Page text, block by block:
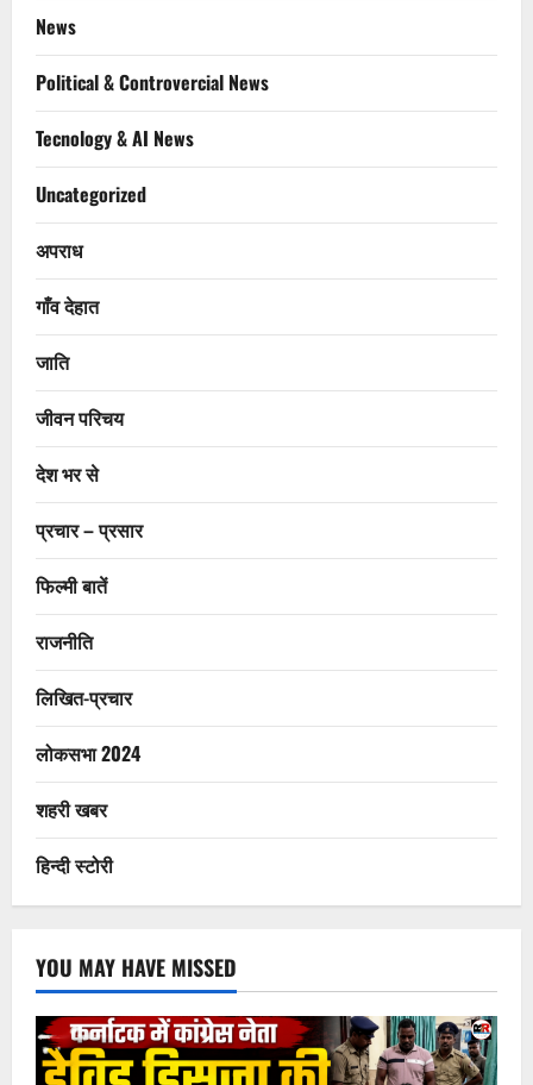
News
Political & Controvercial News
Tecnology & AI News
Uncategorized
अपराध
गाँव देहात
जाति
जीवन परिचय
देश भर से
प्रचार – प्रसार
फिल्मी बातें
राजनीति
लिखित-प्रचार
लोकसभा 2024
शहरी खबर
हिन्दी स्टोरी
YOU MAY HAVE MISSED